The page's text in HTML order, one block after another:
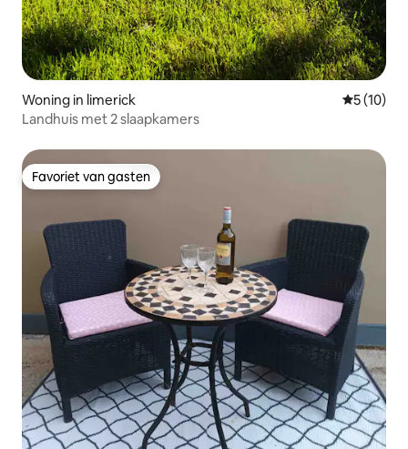
Woning in limerick
5 (10)
Landhuis met 2 slaapkamers
Favoriet van gasten
Favoriet van gasten